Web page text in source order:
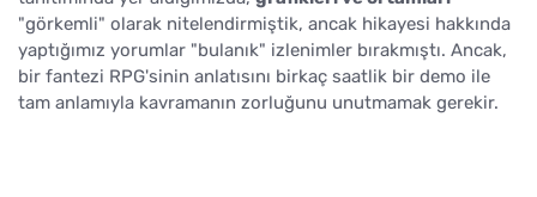
"görkemli" olarak nitelendirmiştik, ancak hikayesi hakkında
yaptığımız yorumlar "bulanık" izlenimler bırakmıştı. Ancak,
bir fantezi RPG'sinin anlatısını birkaç saatlik bir demo ile
tam anlamıyla kavramanın zorluğunu unutmamak gerekir.